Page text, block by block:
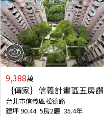
9,388萬
｛傳家｝信義計畫區五房讚
台北市信義區松德路
建坪90.44 5房2廳 35.4年